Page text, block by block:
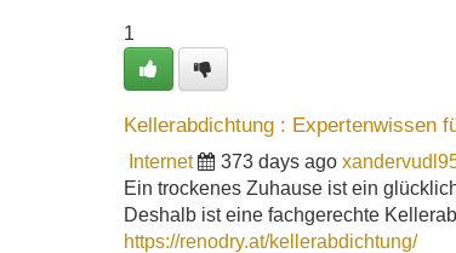
1
Kellerabdichtung : Expertenwissen
Internet 373 days ago
Ein trockenes Zuhause ist ein
Deshalb ist eine fachgerechte
https://renodry.at/kellerabdichtung/